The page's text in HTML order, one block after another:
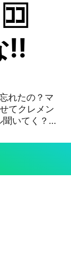
‼️
れたの？マ
ストとかに
イブ #ワン